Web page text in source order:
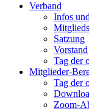
Verband
Infos
Satzung
Vorstand
Tag der
Mitglieder-
Tag der
Zoom-